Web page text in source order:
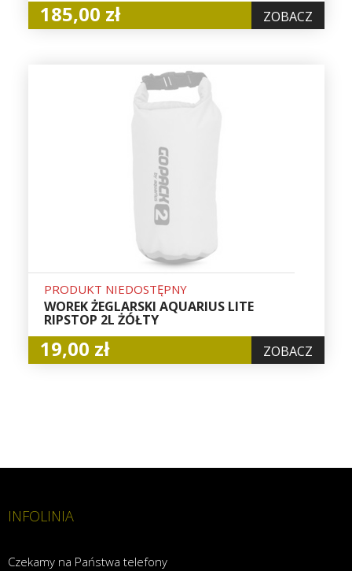
185,00 zł ZOBACZ
PRODUKT NIEDOSTĘPNY
WOREK ŻEGLARSKI AQUARIUS LITE
RIPSTOP 2L ŻÓŁTY
19,00 zł ZOBACZ
INFOLINIA
Czekamy na Państwa telefony